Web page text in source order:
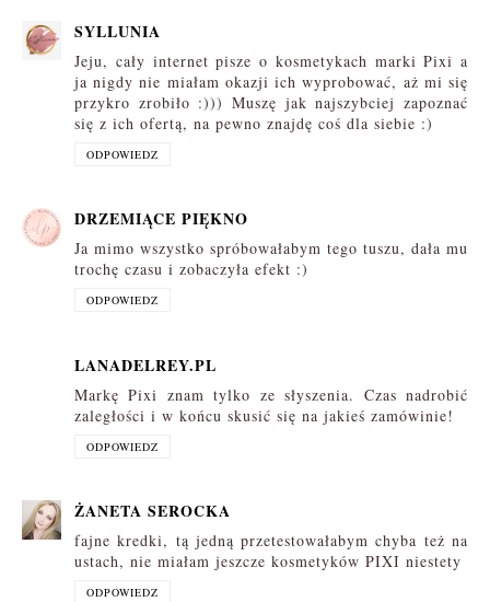
SYLLUNIA
Jeju, cały internet pisze o kosmetykach marki Pixi a
ja nigdy nie miałam okazji ich wyprobować, aż mi się
przykro zrobiło :))) Muszę jak najszybciej zapoznać
się z ich ofertą, na pewno znajdę coś dla siebie :)
ODPOWIEDZ
DRZEMIĄCE PIĘKNO
Ja mimo wszystko spróbowałabym tego tuszu, dała mu
trochę czasu i zobaczyła efekt :)
ODPOWIEDZ
LANADELREY.PL
Markę Pixi znam tylko ze słyszenia. Czas nadrobić
zaległości i w końcu skusić się na jakieś zamówinie!
ODPOWIEDZ
ŻANETA SEROCKA
fajne kredki, tą jedną przetestowałabym chyba też na
ustach, nie miałam jeszcze kosmetyków PIXI niestety
ODPOWIEDZ